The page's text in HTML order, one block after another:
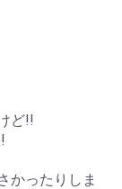
ど!!
かったりしま